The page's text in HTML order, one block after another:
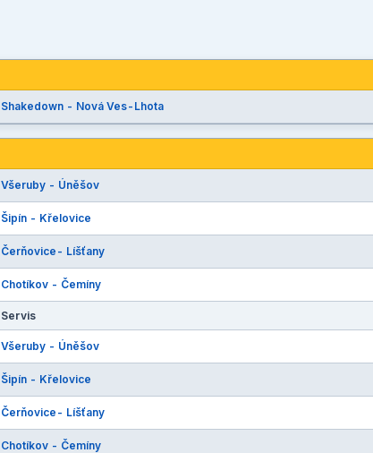
Shakedown - Nová Ves-Lhota
Všeruby - Úněšov
Šipín - Křelovice
Čerňovice- Líšťany
Chotíkov - Čemíny
Servis
Všeruby - Úněšov
Šipín - Křelovice
Čerňovice- Líšťany
Chotíkov - Čemíny